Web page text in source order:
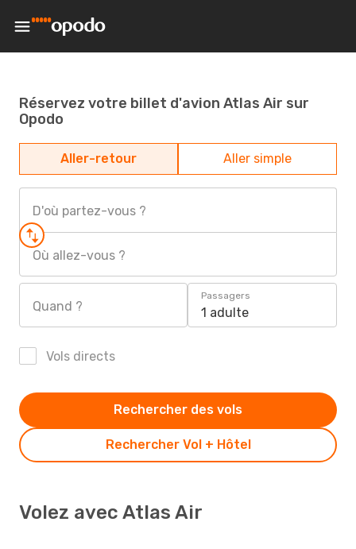
Réservez votre billet d'avion Atlas Air sur
Opodo
Aller-retour Aller simple
D'où partez-vous ?
Où allez-vous ?
Quand ?
Passagers
1 adulte
Vols directs
Rechercher Vol + Hôtel
Rechercher des vols
Volez avec Atlas Air